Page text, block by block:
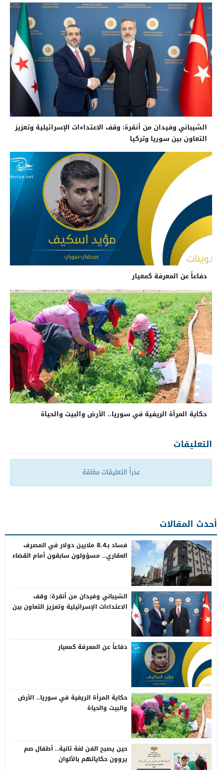
الشيباني وفيدان من أنقرة: وقف الاعتداءات الإسرائيلية وتعزيز
التعاون بين سوريا وتركيا
دفاعاً عن المعرفة كمعيار
حكاية المرأة الريفية في سوريا.. الأرض والبيت والحياة
التعليقات
عذراً التعليقات مغلقة
أحدث المقالات
فساد بـ8.4 ملايين دولار في المصرف
العقاري.. مسؤولون سابقون أمام القضاء
الشيباني وفيدان من أنقرة: وقف
الاعتداءات الإسرائيلية وتعزيز التعاون بين
دفاعاً عن المعرفة كمعيار
حكاية المرأة الريفية في سوريا.. الأرض
والبيت والحياة
حين يصبح الفن لغة ثانية.. أطفال صم
يروون حكاياتهم بالألوان